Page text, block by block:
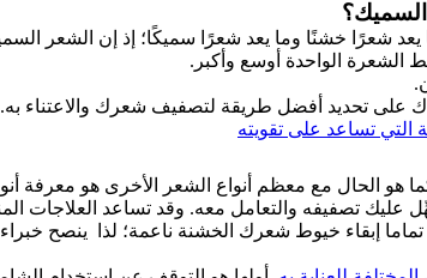
يعد شعرًا خشنًا وما يعد شعرًا سميكًا؛ إذ إن
الواحدة أوسع وأكبر.
على تحديد أفضل طريقة لتصفيف شعرك والاعتناء به.
تساعد على تقويته
هو الحال مع معظم أنواع الشعر الأخرى هو معرفة
عليك تصفيفه والتعامل معه. وقد تساعد العلاجات
إبقاء خيوط شعرك الخشنة ناعمة؛ لذا ينصح